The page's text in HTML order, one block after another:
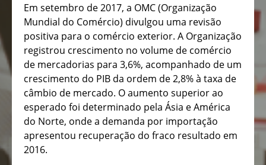
Em setembro de 2017, a OMC (Organização
Mundial do Comércio) divulgou uma revisão
positiva para o comércio exterior. A Organização
registrou crescimento no volume de comércio
de mercadorias para 3,6%, acompanhado de um
crescimento do PIB da ordem de 2,8% à taxa de
câmbio de mercado. O aumento superior ao
esperado foi determinado pela Ásia e América
do Norte, onde a demanda por importação
apresentou recuperação do fraco resultado em
2016.